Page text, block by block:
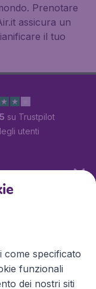
Prenotare
assicura un
il tuo
su Trustpilot
utenti
come specificato
funzionali
dei nostri siti